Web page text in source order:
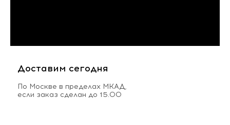
Доставим сегодня
По Москве в пределах МКАД,
если заказ сделан до 15.00